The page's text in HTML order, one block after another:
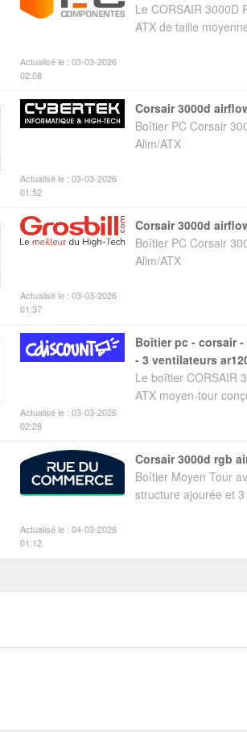
Actualisé le : 03-03-2026
02:08
Le CORSAIR 3000D
ATX de taille
Actualisé le : 03-03-2026
01:52
corsair 3000d
Boîtier PC Corsair
Alim/ATX
Actualisé le : 03-03-2026
01:37
corsair 3000d
Boîtier PC Corsair
Alim/ATX
Actualisé le : 03-03-2026
02:28
boîtier pc - corsair - 3000d rgb airflow - atx moyen-tour
- 3 ventilateurs
Le boîtier CORSAIR
ATX moyen-tour
Actualisé le : 04-03-2026
01:12
corsair 3000d rgb
Boîtier Moyen Tour
structure ajourée et